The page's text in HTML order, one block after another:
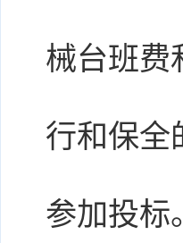
械台班费
行和保全
参加投标